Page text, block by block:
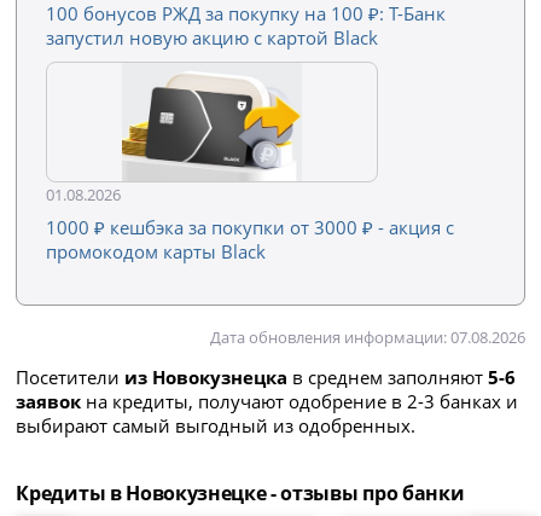
100 бонусов РЖД за покупку на 100 ₽: Т-Банк
запустил новую акцию с картой Black
01.08.2026
1000 ₽ кешбэка за покупки от 3000 ₽ - акция с
промокодом карты Black
Дата обновления информации: 07.08.2026
Посетители из Новокузнецка в среднем заполняют5-6
заявок на кредиты, получают одобрение в 2-3 банках и
выбирают самый выгодный из одобренных.
Кредиты в Новокузнецке - отзывы про банки